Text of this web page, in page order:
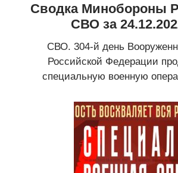
Сводка Минобороны
СВО за
СВО. 304-й день
Российской Федерации
специальную военную